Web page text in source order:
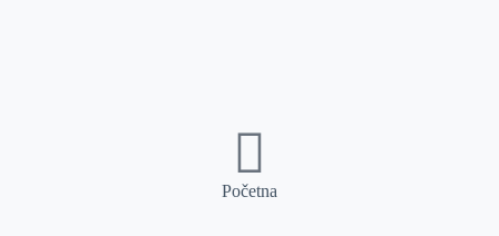
Početna